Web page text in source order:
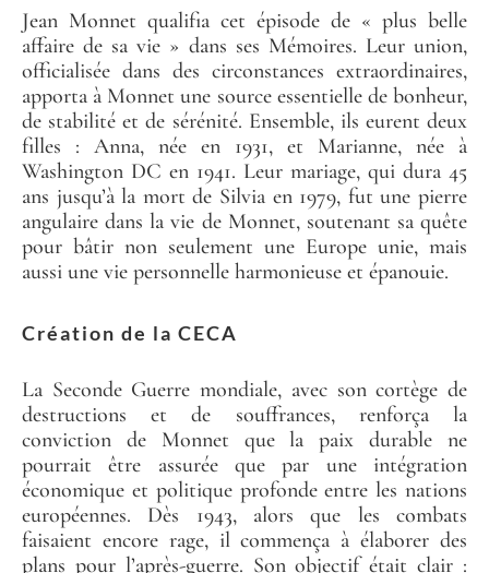
Jean Monnet qualifia cet épisode de « plus belle
affaire de sa vie » dans ses Mémoires. Leur union,
officialisée dans des circonstances extraordinaires,
apporta à Monnet une source essentielle de bonheur,
de stabilité et de sérénité. Ensemble, ils eurent deux
filles : Anna, née en 1931, et Marianne, née à
Washington DC en 1941. Leur mariage, qui dura 45
ans jusqu’à la mort de Silvia en 1979, fut une pierre
angulaire dans la vie de Monnet, soutenant sa quête
pour bâtir non seulement une Europe unie, mais
aussi une vie personnelle harmonieuse et épanouie.
Création de la CECA
La Seconde Guerre mondiale, avec son cortège de
destructions et de souffrances, renforça la
conviction de Monnet que la paix durable ne
pourrait être assurée que par une intégration
économique et politique profonde entre les nations
européennes. Dès 1943, alors que les combats
faisaient encore rage, il commença à élaborer des
plans pour l’après-guerre. Son objectif était clair :